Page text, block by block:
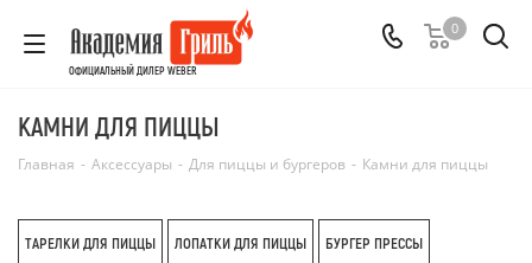
ОФИЦИАЛЬНЫЙ ДИЛЕР WEBER
0
КАМНИ ДЛЯ ПИЦЦЫ
Главная - Аксессуары - Для пиццы и бургеров - Камни для пиццы
ТАРЕЛКИ ДЛЯ ПИЦЦЫ ЛОПАТКИ ДЛЯ ПИЦЦЫ БУРГЕР ПРЕССЫ